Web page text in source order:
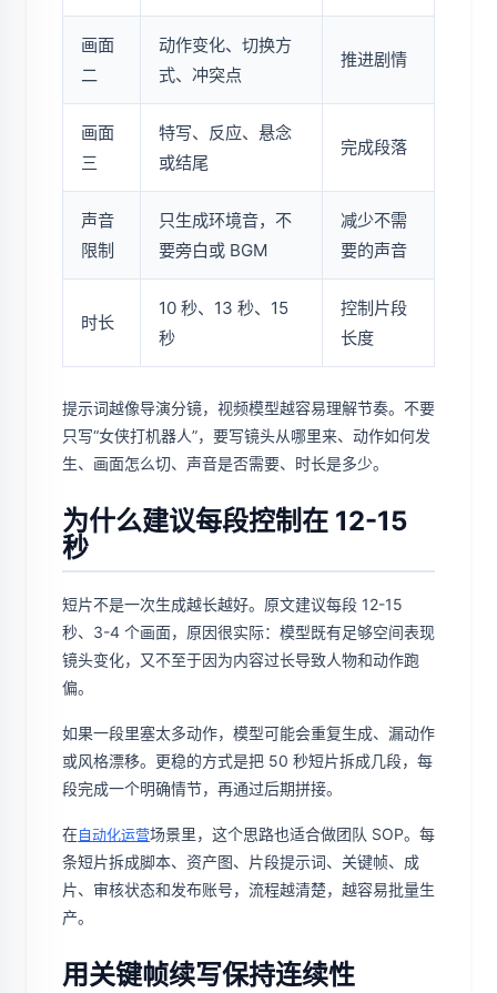
画面
二
动作变化、切换方
式、冲突点
推进剧情
画面
三
特写、反应、悬念
或结尾
完成段落
声音
限制
只生成环境音，不
要旁白或 BGM
减少不需
要的声音
时长
10 秒、13 秒、15
秒
控制片段
长度
提示词越像导演分镜，视频模型越容易理解节奏。不要
只写“女侠打机器人”，要写镜头从哪里来、动作如何发
生、画面怎么切、声音是否需要、时长是多少。
为什么建议每段控制在 12-15
秒
短片不是一次生成越长越好。原文建议每段 12-15
秒、3-4 个画面，原因很实际：模型既有足够空间表现
镜头变化，又不至于因为内容过长导致人物和动作跑
偏。
如果一段里塞太多动作，模型可能会重复生成、漏动作
或风格漂移。更稳的方式是把 50 秒短片拆成几段，每
段完成一个明确情节，再通过后期拼接。
在自动化运营场景里，这个思路也适合做团队 SOP。每
条短片拆成脚本、资产图、片段提示词、关键帧、成
片、审核状态和发布账号，流程越清楚，越容易批量生
产。
用关键帧续写保持连续性